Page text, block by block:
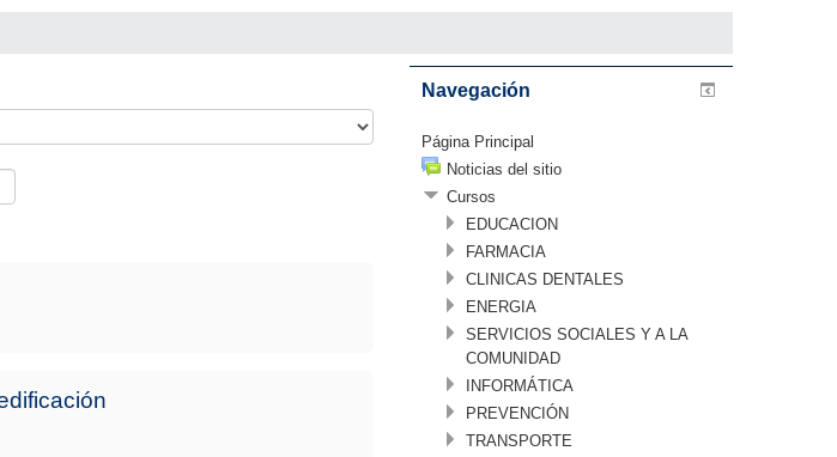
Navegación
Página Principal
Noticias del sitio
Cursos
EDUCACION
FARMACIA
CLINICAS DENTALES
ENERGIA
SERVICIOS SOCIALES Y A LA
COMUNIDAD
INFORMÁTICA
PREVENCIÓN
TRANSPORTE